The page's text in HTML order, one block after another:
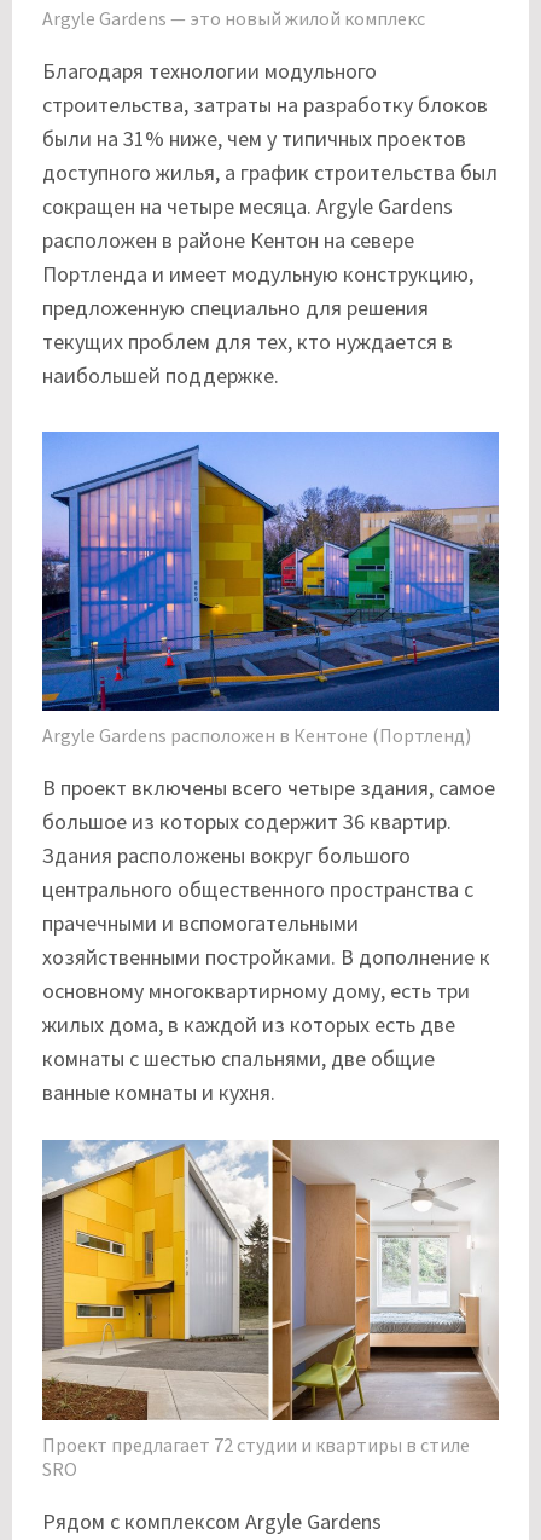
Argyle Gardens — это новый жилой комплекс
Благодаря технологии модульного
строительства, затраты на разработку блоков
были на 31% ниже, чем у типичных проектов
доступного жилья, а график строительства был
сокращен на четыре месяца. Argyle Gardens
расположен в районе Кентон на севере
Портленда и имеет модульную конструкцию,
предложенную специально для решения
текущих проблем для тех, кто нуждается в
наибольшей поддержке.
Argyle Gardens расположен в Кентоне (Портленд)
В проект включены всего четыре здания, самое
большое из которых содержит 36 квартир.
Здания расположены вокруг большого
центрального общественного пространства с
прачечными и вспомогательными
хозяйственными постройками. В дополнение к
основному многоквартирному дому, есть три
жилых дома, в каждой из которых есть две
комнаты с шестью спальнями, две общие
ванные комнаты и кухня.
Проект предлагает 72 студии и квартиры в стиле
SRO
Рядом с комплексом Argyle Gardens